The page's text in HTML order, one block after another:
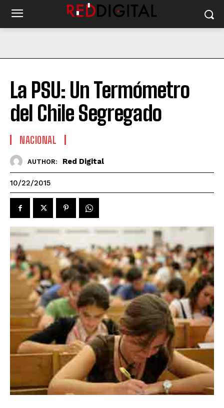
La PSU: Un Termómetro
del Chile Segregado
NACIONAL
AUTHOR: Red Digital
10/22/2015